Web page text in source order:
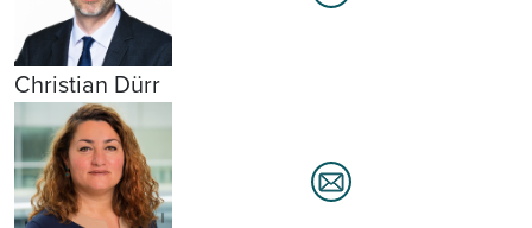
Christian Dürr